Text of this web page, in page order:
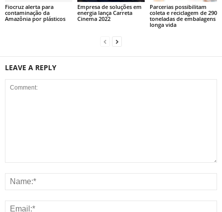
Fiocruz alerta para
contaminação da
Amazônia por plásticos
Empresa de soluções em
energia lança Carreta
Cinema 2022
Parcerias possibilitam
coleta e reciclagem de 290
toneladas de embalagens
longa vida
LEAVE A REPLY